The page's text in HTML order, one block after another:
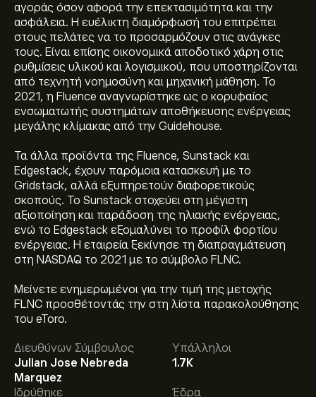
αγοράς όσον αφορά την επεκτασιμότητα και την
ασφάλεια. Η ευέλικτη διαμόρφωσή του επιτρέπει
στους πελάτες να το προσαρμόζουν στις ανάγκες
τους. Είναι επίσης οικονομικά αποδοτικό χάρη στις
ρυθμίσεις υλικού και λογισμικού, που υποστηρίζονται
από τεχνητή νοημοσύνη και μηχανική μάθηση. Το
2021, η Fluence αναγνωρίστηκε ως ο κορυφαίος
ενσωματωτής συστημάτων αποθήκευσης ενέργειας
μεγάλης κλίμακας από την Guidehouse.
Τα άλλα προϊόντα της Fluence, Sunstack και
Edgestack, έχουν παρόμοια κατασκευή με το
Gridstack, αλλά εξυπηρετούν διαφορετικούς
σκοπούς. Το Sunstack στοχεύει στη μέγιστη
αξιοποίηση και παράδοση της ηλιακής ενέργειας,
ενώ το Edgestack εξομαλύνει το προφίλ φορτίου
ενέργειας. Η εταιρεία ξεκίνησε τη διαπραγμάτευση
στη NASDAQ το 2021 με το σύμβολο FLNC.
Μείνετε ενημερωμένοι για την τιμή της μετοχής
FLNC προσθέτοντάς την στη λίστα παρακολούθησης
του eToro.
Διευθύνων Σύμβουλος
Julian Jose Nebreda
Marquez
Υπάλληλοι
1.7K
Ιδρύθηκε
Έδρα
Η τρέχουσα τιμή του FLNC είναι 13.20‎$‎.
Η μέση τιμή-στόχος για το Fluence Energy Inc. είναι
16.33‎$‎.Εγγραφείτε
στο eToro για αναλυτικές